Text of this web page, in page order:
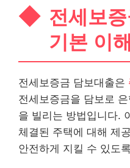
전세보
기본 이해
전세보증금 담보대출은
전세보증금을 담보로
을 빌리는 방법입니다.
체결된 주택에 대해 제
안전하게 지킬 수 있도